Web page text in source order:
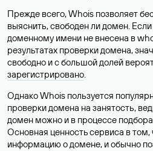
Прежде всего, Whois позволяет
выяснить, свободен ли домен.
доменному имени не внесена в
результатах проверки домена,
свободно и с большой долей
зарегистрировано.
Однако Whois пользуется
проверки домена на занятость,
домен можно и в процессе
Основная ценность сервиса в
информацию о домене, и обычно